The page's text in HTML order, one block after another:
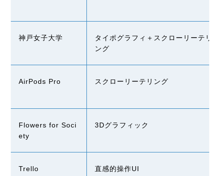
神戸女子大学
タイポグラフィ＋スクローリーテリ
ング
AirPods Pro スクローリーテリング
Flowers for Soci
ety
3Dグラフィック
Trello 直感的操作UI